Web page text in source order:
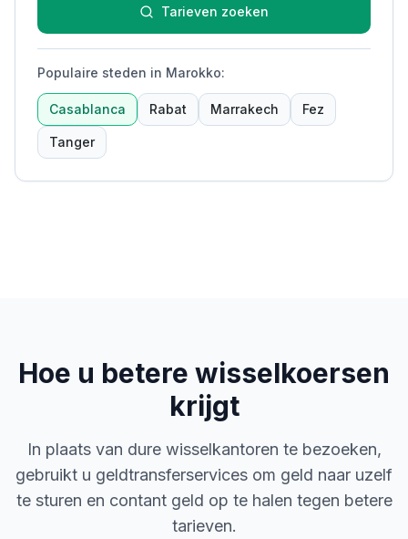
Tarieven zoeken
Populaire steden in Marokko:
Casablanca Rabat Marrakech Fez
Tanger
Hoe u betere wisselkoersen
krijgt
In plaats van dure wisselkantoren te bezoeken,
gebruikt u geldtransferservices om geld naar uzelf
te sturen en contant geld op te halen tegen betere
tarieven.